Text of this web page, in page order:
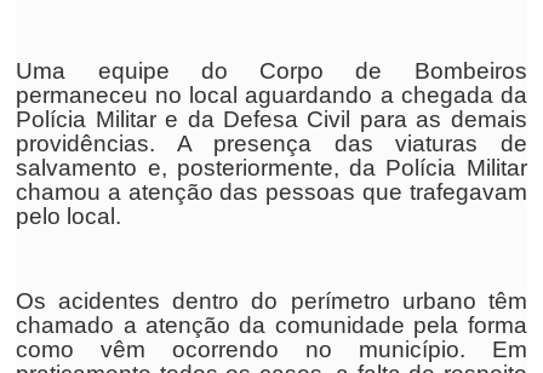
Uma equipe do Corpo de Bombeiros
permaneceu no local aguardando a chegada da
Polícia Militar e da Defesa Civil para as demais
providências. A presença das viaturas de
salvamento e, posteriormente, da Polícia Militar
chamou a atenção das pessoas que trafegavam
pelo local.
Os acidentes dentro do perímetro urbano têm
chamado a atenção da comunidade pela forma
como vêm ocorrendo no município. Em